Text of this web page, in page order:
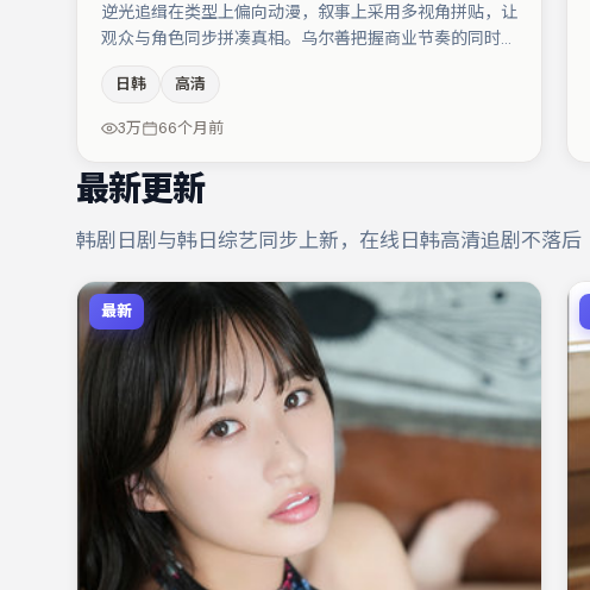
逆光追缉在类型上偏向动漫，叙事上采用多视角拼贴，让
观众与角色同步拼凑真相。乌尔善把握商业节奏的同时保
括刘亦菲、文淇、张译等，角色动机前后呼应，适合喜欢
抠台词与伏笔的观众。整体完成度较高，适合周末一口气
追完。
日韩 高清
3万 66个月前
最新更新
韩剧日剧与韩日综艺同步上新，在线日韩高清追剧不落后
最新